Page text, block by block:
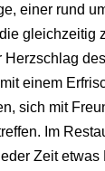
einer rund
gleichzeitig
Herzschlag
einem
sich mit
Im
Zeit etwas